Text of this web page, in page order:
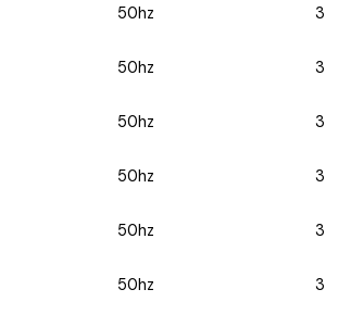
50hz 3
50hz 3
50hz 3
50hz 3
50hz 3
50hz 3